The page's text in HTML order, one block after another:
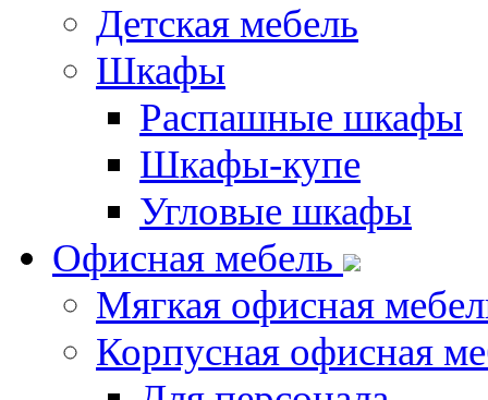
Детская мебель
Шкафы
Распашные шкафы
Шкафы-купе
Угловые шкафы
Офисная мебель
Мягкая офисная
Корпусная офисная